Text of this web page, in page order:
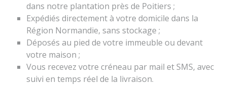
dans notre plantation près de Poitiers ;
Expédiés directement à votre domicile dans la
Région Normandie, sans stockage ;
Déposés au pied de votre immeuble ou devant
votre maison ;
Vous recevez votre créneau par mail et SMS, avec
suivi en temps réel de la livraison.